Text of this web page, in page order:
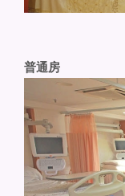
普通房